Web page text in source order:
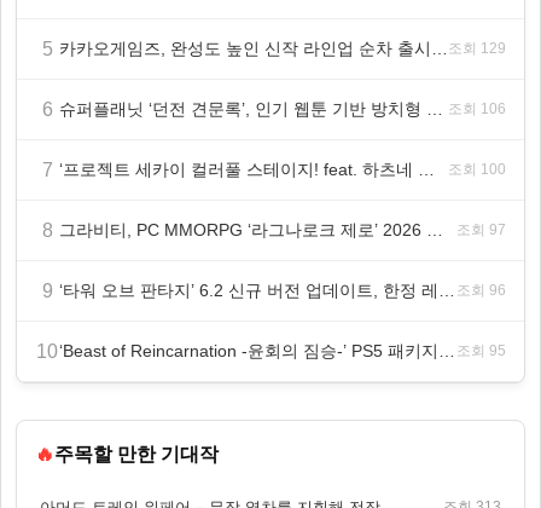
5 조회 129
6 조회 106
7 조회 100
8 조회 97
9 조회 96
10 조회 95
🔥주목할 만한 기대작